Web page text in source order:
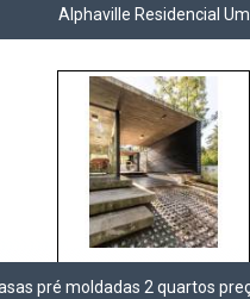
Alphaville Residencial Um
pré moldadas 2 quartos